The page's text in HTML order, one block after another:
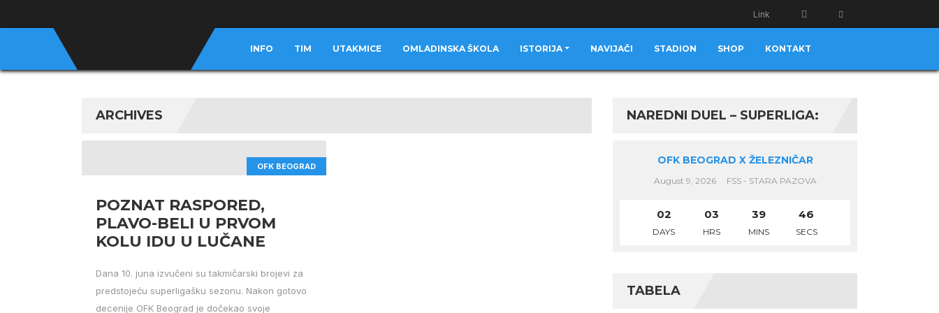
Link
INFO TIM UTAKMICE OMLADINSKA ŠKOLA ISTORIJA NAVIJAČI STADION SHOP KONTAKT
ARCHIVES
OFK BEOGRAD
POZNAT RASPORED,
PLAVO-BELI U PRVOM
KOLU IDU U LUČANE
Dana 10. juna izvučeni su takmičarski brojevi za
predstojeću superligašku sezonu. Nakon gotovo
decenije OFK Beograd je dočekao svoje
NAREDNI DUEL – SUPERLIGA:
OFK BEOGRAD X ŽELEZNIČAR
August 9, 2026 FSS - STARA PAZOVA
02
DAYS
03
HRS
39
MINS
45
SECS
TABELA